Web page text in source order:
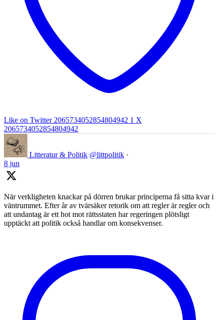
Like on Twitter 2065734052854804942 1 X
2065734052854804942
Litteratur & Politik @littpolitik ·
8 jun
När verkligheten knackar på dörren brukar principerna få sitta kvar i
väntrummet. Efter år av tvärsäker retorik om att regler är regler och
att undantag är ett hot mot rättsstaten har regeringen plötsligt
upptäckt att politik också handlar om konsekvenser.